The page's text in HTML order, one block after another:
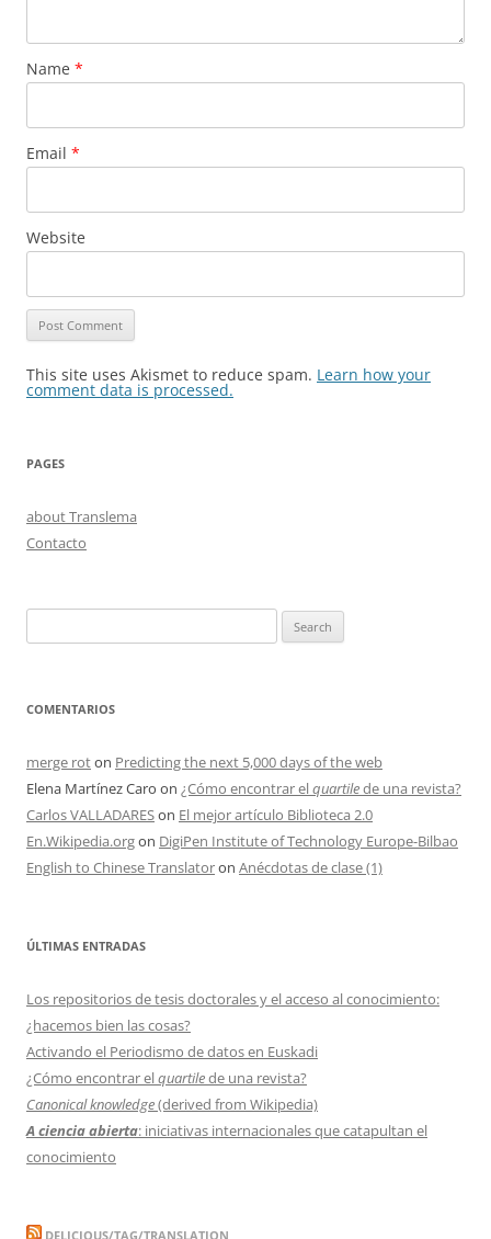
Name *
Email *
Website
This site uses Akismet to reduce spam. Learn how your
comment data is processed.
PAGES
about Translema
Contacto
for:
COMENTARIOS
merge roton Predicting the next 5,000 days of the web
Elena Martínez Caro on ¿Cómo encontrar elquartilede una revista?
Carlos VALLADARESon El mejor artículo Biblioteca 2.0
En.Wikipedia.orgon DigiPen Institute of Technology Europe-Bilbao
English to Chinese Translatoron Anécdotas de clase (1)
ÚLTIMAS ENTRADAS
Los repositorios de tesis doctorales y el acceso al conocimiento:
¿hacemos bien las cosas?
Activando el Periodismo de datos en Euskadi
¿Cómo encontrar elquartilede una revista?
Canonical knowledge(derived from Wikipedia)
A ciencia abierta: iniciativas internacionales que catapultan el
conocimiento
DELICIOUS/TAG/TRANSLATION